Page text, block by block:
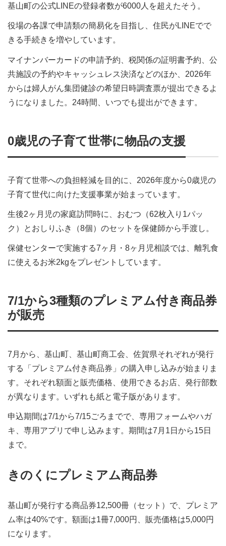
基山町の公式LINEの登録者数が6000人を超えたそう。
役場の各課で申請類の簡易化を目指し、住民がLINEでで
きる手続きを増やしています。
マイナンバーカードの申請予約、税関係の証明書予約、公
共施設の予約やキャッシュレス決済などのほか、2026年
からは婦人がん集団健診の希望日時調査票が提出できるよ
うになりました。24時間、いつでも提出ができます。
0歳児の子育て世帯に物品の支援
子育て世帯への負担軽減を目的に、2026年度から0歳児の
子育て世代に向けた支援事業が始まっています。
生後2ヶ月児の家庭訪問時に、おむつ（62枚入り1パッ
ク）とおしりふき（8個）のセットを保健師から手渡し。
保健センターで実施する7ヶ月・8ヶ月児相談では、離乳食
に使えるお米2kgをプレゼントしています。
7/1から3種類のプレミアム付き商品券
が販売
7月から、基山町、基山町商工会、佐賀県それぞれが発行
する「プレミアム付き商品券」の購入申し込みが始まりま
す。それぞれ額面と販売価格、使用できるお店、発行部数
が異なります。いずれも紙と電子版があります。
申込期間は7/1から7/15ごろまでで、専用フォームやハガ
キ、専用アプリで申し込みます。期間は7月1日から15日
まで。
きのくにプレミアム商品券
基山町が発行する商品券12,500冊（セット）で、プレミア
ム率は40%です。額面は1冊7,000円、販売価格は5,000円
になります。